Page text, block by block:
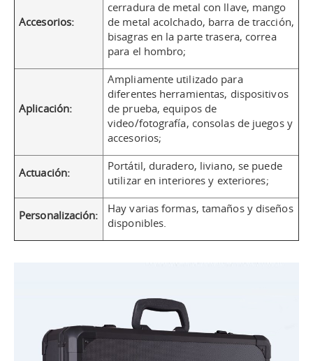
Accesorios:
cerradura de metal con llave, mango
de metal acolchado, barra de tracción,
bisagras en la parte trasera, correa
para el hombro;
Aplicación:
Ampliamente utilizado para
diferentes herramientas, dispositivos
de prueba, equipos de
video/fotografía, consolas de juegos y
accesorios;
Actuación:
Portátil, duradero, liviano, se puede
utilizar en interiores y exteriores;
Personalización:
Hay varias formas, tamaños y diseños
disponibles.